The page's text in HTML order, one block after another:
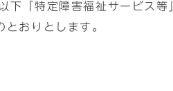
下「特定障害福祉サービス
おりとします。